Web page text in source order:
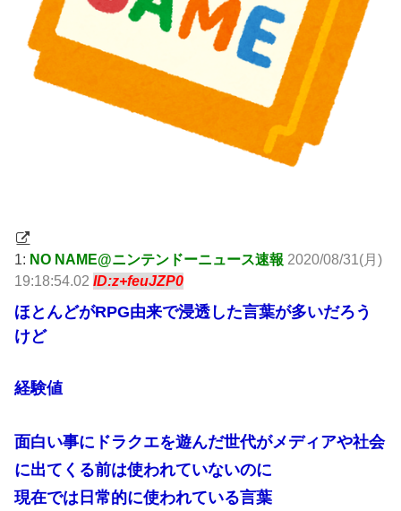
1: NO NAME@ニンテンドーニュース速報 2020/08/31(月)
19:18:54.02ID:z+feuJZP0
ほとんどがRPG由来で浸透した言葉が多いだろう
けど
経験値
面白い事にドラクエを遊んだ世代がメディアや社会
に出てくる前は使われていないのに
現在では日常的に使われている言葉